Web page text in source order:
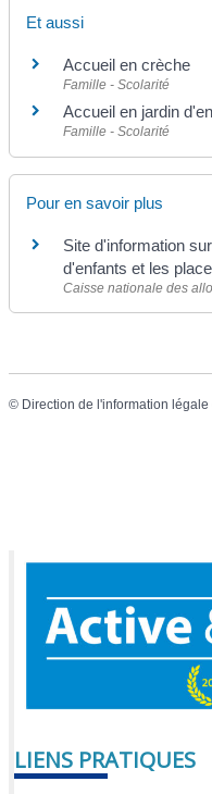
Et aussi
Accueil en crèche
Famille - Scolarité
Accueil en jardin
Famille - Scolarité
Pour en savoir plus
Site d'information
d'enfants et les
Caisse nationale des
© Direction de l'information légale
LIENS PRATIQUES